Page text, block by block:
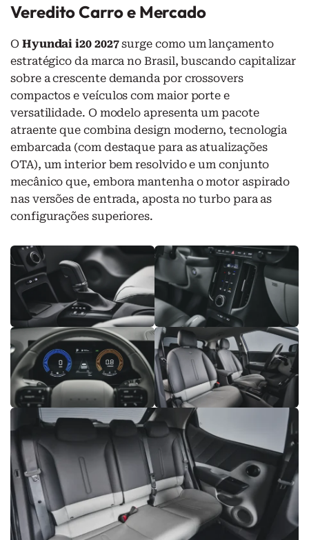
Veredito Carro e Mercado
O Hyundai i20 2027surge como um lançamento
estratégico da marca no Brasil, buscando capitalizar
sobre a crescente demanda por crossovers
compactos e veículos com maior porte e
versatilidade. O modelo apresenta um pacote
atraente que combina design moderno, tecnologia
embarcada (com destaque para as atualizações
OTA), um interior bem resolvido e um conjunto
mecânico que, embora mantenha o motor aspirado
nas versões de entrada, aposta no turbo para as
configurações superiores.